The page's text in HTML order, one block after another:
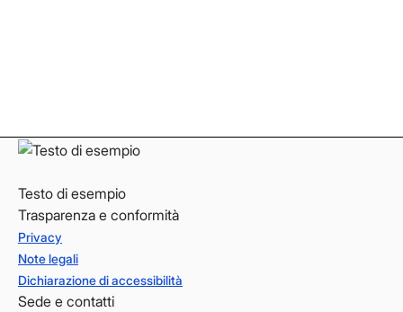
Testo di esempio
Trasparenza e conformità
Privacy
Note legali
Dichiarazione di accessibilità
Sede e contatti